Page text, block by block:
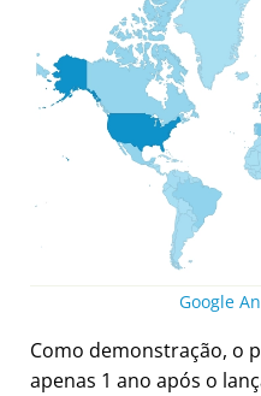
Google
Como demonstração, o
apenas 1 ano após o